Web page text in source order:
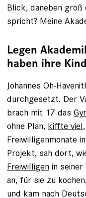
Blick, ­daneben
spricht? Meine
Legen
haben ihre
Johannes Oh-
durchgesetzt. Der
brach mit 17 das
ohne Plan, kiffte viel
Freiwilligenmonate
Projekt, sah dort,
Freiwilligen in
an, für sie zu
und kam nach